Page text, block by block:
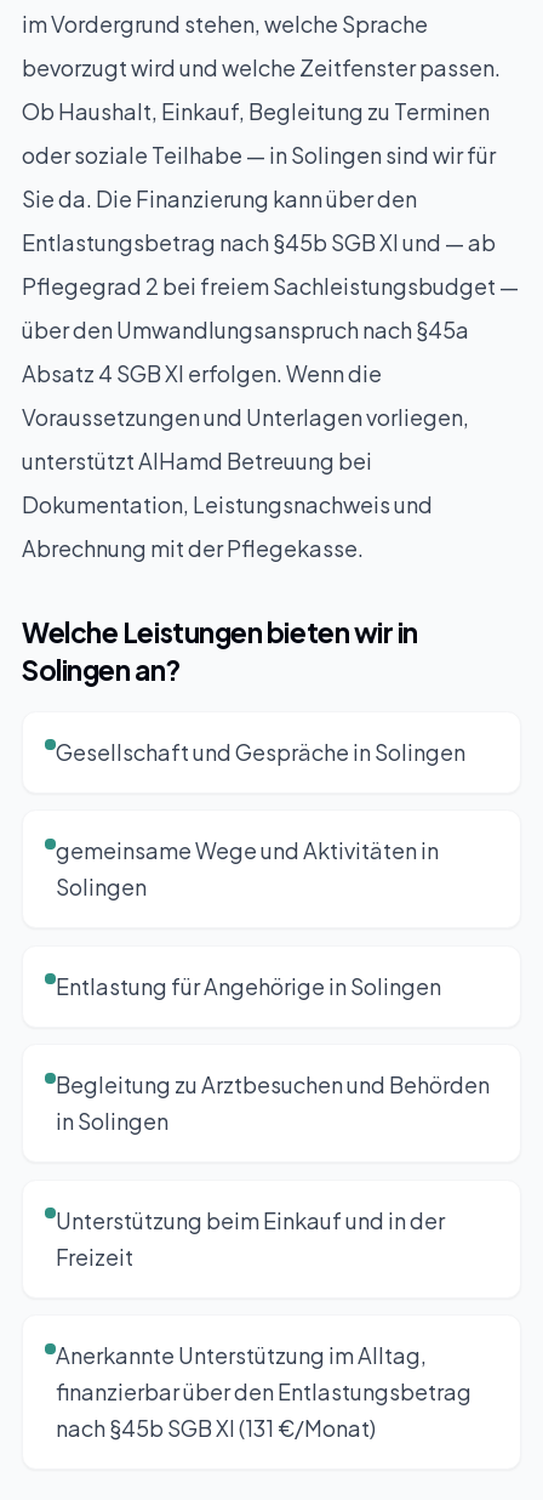
im Vordergrund stehen, welche Sprache
bevorzugt wird und welche Zeitfenster passen.
Ob Haushalt, Einkauf, Begleitung zu Terminen
oder soziale Teilhabe — in Solingen sind wir für
Sie da. Die Finanzierung kann über den
Entlastungsbetrag nach §45b SGB XI und — ab
Pflegegrad 2 bei freiem Sachleistungsbudget —
über den Umwandlungsanspruch nach §45a
Absatz 4 SGB XI erfolgen. Wenn die
Voraussetzungen und Unterlagen vorliegen,
unterstützt AlHamd Betreuung bei
Dokumentation, Leistungsnachweis und
Abrechnung mit der Pflegekasse.
Welche Leistungen bieten wir in
Solingen an?
Gesellschaft und Gespräche in Solingen
gemeinsame Wege und Aktivitäten in
Solingen
Entlastung für Angehörige in Solingen
Begleitung zu Arztbesuchen und Behörden
in Solingen
Unterstützung beim Einkauf und in der
Freizeit
Anerkannte Unterstützung im Alltag,
finanzierbar über den Entlastungsbetrag
nach §45b SGB XI (131 €/Monat)